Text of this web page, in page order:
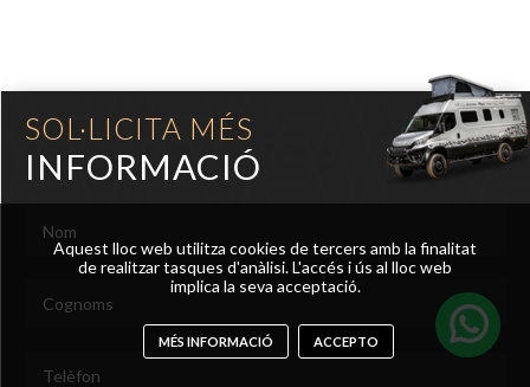
SOL·LICITA MÉS
INFORMACIÓ
Aquest lloc web utilitza cookies de tercers amb la finalitat
de realitzar tasques d'anàlisi. L'accés i ús al lloc web
implica la seva acceptació.
MÉS INFORMACIÓ ACCEPTO